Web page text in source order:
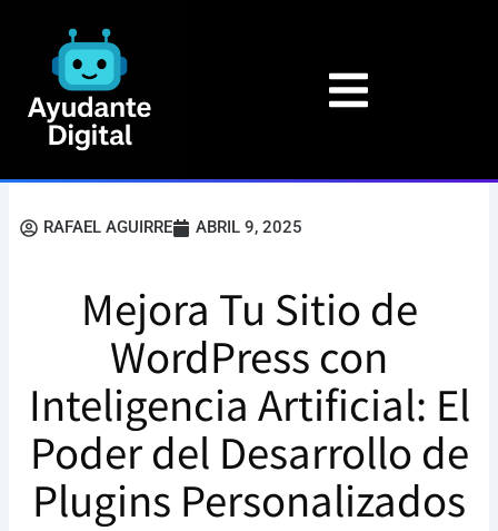
contenido
RAFAEL AGUIRRE ABRIL 9, 2025
Mejora Tu Sitio de
WordPress con
Inteligencia Artificial: El
Poder del Desarrollo de
Plugins Personalizados